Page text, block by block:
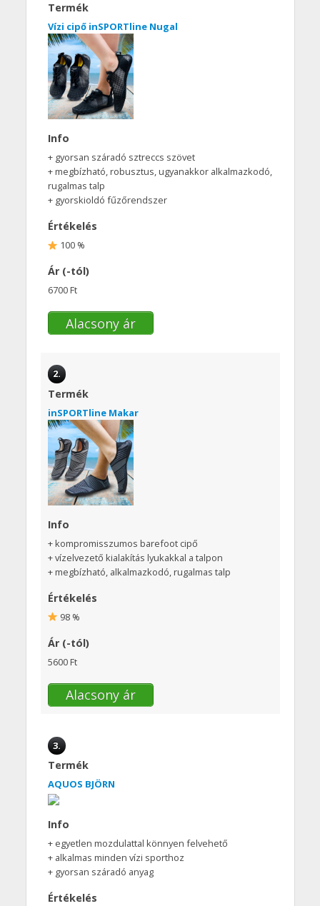
Termék
Vízi cipő inSPORTline Nugal
Info
+ gyorsan száradó sztreccs szövet
+ megbízható, robusztus, ugyanakkor alkalmazkodó,
rugalmas talp
+ gyorskioldó fűzőrendszer
Értékelés
100 %
Ár (-tól)
6700 Ft
Alacsony ár
2.
Termék
inSPORTline Makar
Info
+ kompromisszumos barefoot cipő
+ vízelvezető kialakítás lyukakkal a talpon
+ megbízható, alkalmazkodó, rugalmas talp
Értékelés
98 %
Ár (-tól)
5600 Ft
Alacsony ár
3.
Termék
AQUOS BJÖRN
Info
+ egyetlen mozdulattal könnyen felvehető
+ alkalmas minden vízi sporthoz
+ gyorsan száradó anyag
Értékelés